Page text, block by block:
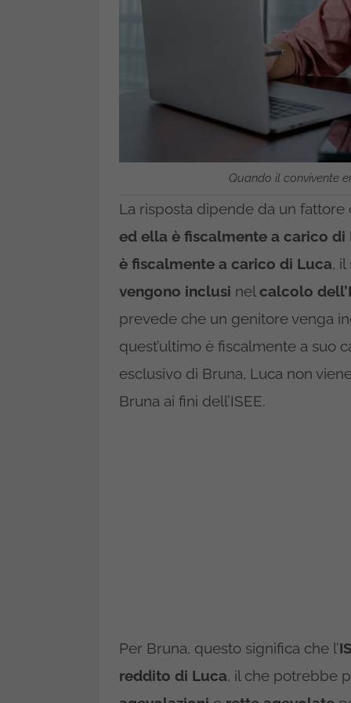
Quando il convivente
La risposta dipende da un fattore
ed ella è fiscalmente a carico di
è fiscalmente a carico di Luca, il
vengono inclusi nel calcolo
prevede che un genitore venga
quest’ultimo è fiscalmente a suo
esclusivo di Bruna, Luca non
Bruna ai fini dell’ISEE.
Per Bruna, questo significa che l’
reddito di Luca, il che potrebbe